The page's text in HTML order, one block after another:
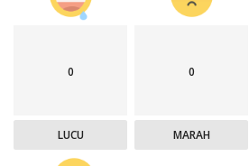
0
LUCU
0
MARAH